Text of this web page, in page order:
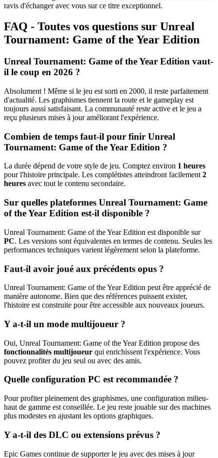
ravis d'échanger avec vous sur ce titre exceptionnel.
FAQ - Toutes vos questions sur Unreal
Tournament: Game of the Year Edition
Unreal Tournament: Game of the Year Edition vaut-
il le coup en 2026 ?
Absolument ! Même si le jeu est sorti en 2000, il reste parfaitement
d'actualité. Les graphismes tiennent la route et le gameplay est
toujours aussi satisfaisant. La communauté reste active et le jeu a
reçu plusieurs mises à jour améliorant l'expérience.
Combien de temps faut-il pour finir Unreal
Tournament: Game of the Year Edition ?
La durée dépend de votre style de jeu. Comptez environ 1 heures
pour l'histoire principale. Les complétistes atteindront facilement2
heures avec tout le contenu secondaire.
Sur quelles plateformes Unreal Tournament: Game
of the Year Edition est-il disponible ?
Unreal Tournament: Game of the Year Edition est disponible sur
PC. Les versions sont équivalentes en termes de contenu. Seules les
performances techniques varient légèrement selon la plateforme.
Faut-il avoir joué aux précédents opus ?
Unreal Tournament: Game of the Year Edition peut être apprécié de
manière autonome. Bien que des références puissent exister,
l'histoire est construite pour être accessible aux nouveaux joueurs.
Y a-t-il un mode multijoueur ?
Oui, Unreal Tournament: Game of the Year Edition propose des
fonctionnalités multijoueur qui enrichissent l'expérience. Vous
pouvez profiter du jeu seul ou avec des amis.
Quelle configuration PC est recommandée ?
Pour profiter pleinement des graphismes, une configuration milieu-
haut de gamme est conseillée. Le jeu reste jouable sur des machines
plus modestes en ajustant les options graphiques.
Y a-t-il des DLC ou extensions prévus ?
Epic Games continue de supporter le jeu avec des mises à jour